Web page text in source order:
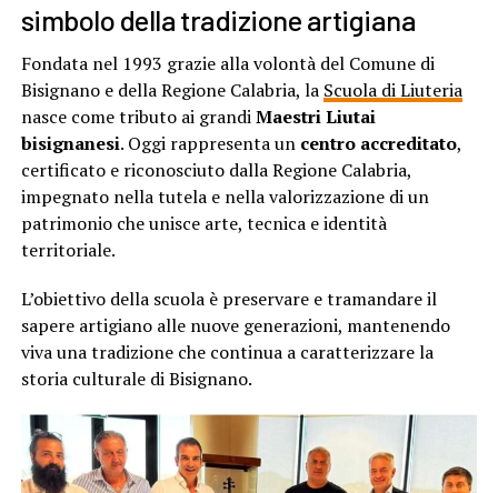
simbolo della tradizione artigiana
Fondata nel 1993 grazie alla volontà del Comune di
Bisignano e della Regione Calabria, la Scuola di Liuteria
nasce come tributo ai grandiMaestri Liutai
bisignanesi. Oggi rappresenta un centro accreditato,
certificato e riconosciuto dalla Regione Calabria,
impegnato nella tutela e nella valorizzazione di un
patrimonio che unisce arte, tecnica e identità
territoriale.
L’obiettivo della scuola è preservare e tramandare il
sapere artigiano alle nuove generazioni, mantenendo
viva una tradizione che continua a caratterizzare la
storia culturale di Bisignano.